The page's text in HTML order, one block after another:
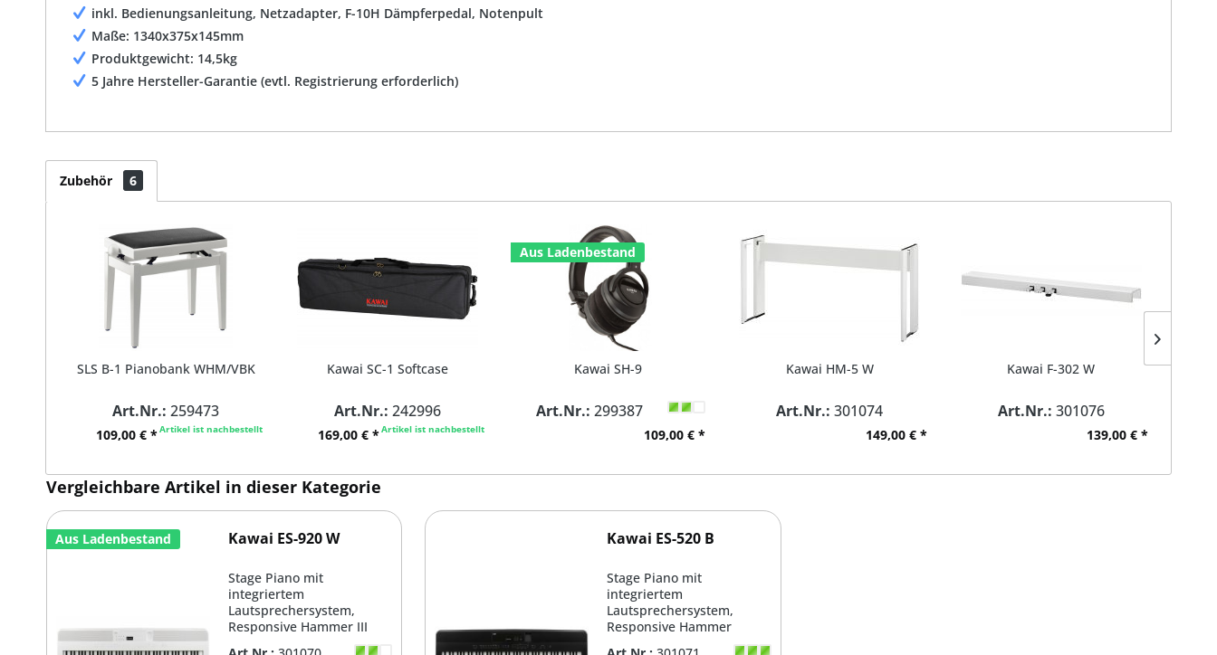
inkl. Bedienungsanleitung, Netzadapter, F-10H Dämpferpedal, Notenpult
Maße: 1340x375x145mm
Produktgewicht: 14,5kg
5 Jahre Hersteller-Garantie (evtl. Registrierung erforderlich)
Zubehör 6
SLS B-1 Pianobank WHM/VBK
Art.Nr.: 259473
Artikel ist nachbestellt
109,00 € *
Kawai SC-1 Softcase
Art.Nr.: 242996
Artikel ist nachbestellt
169,00 € *
Aus Ladenbestand
Kawai SH-9
Art.Nr.: 299387
109,00 € *
Kawai HM-5 W
Art.Nr.: 301074
149,00 € *
Kawai F-302 W
Art.Nr.: 301076
139,00 € *
Vergleichbare Artikel in dieser Kategorie
Aus Ladenbestand Kawai ES-920 W
Stage Piano mit
integriertem
Lautsprechersystem,
Responsive Hammer III
Tastatur mit graduiert
Kawai ES-520 B
Stage Piano mit
integriertem
Lautsprechersystem,
Responsive Hammer
Compact II Tastatur mit